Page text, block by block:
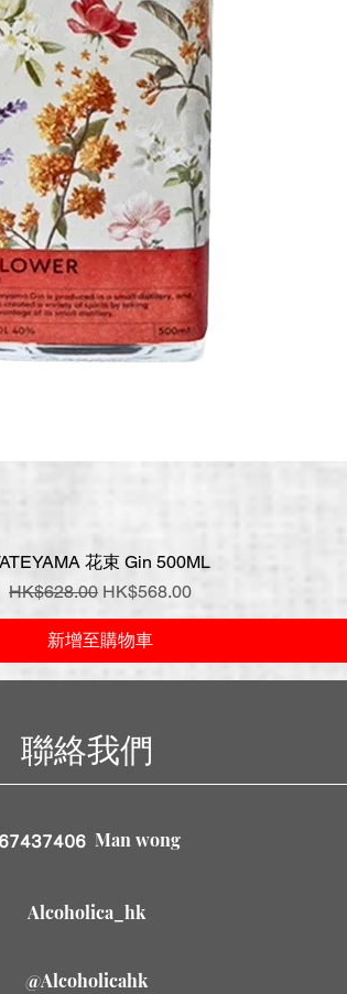
快速瀏覽
花束 Gin 500ML
一般價格
HK$628.00 促銷價格
HK$568.00
新增至購物車
聯絡我們
67437406 Man wong
Alcoholica_hk
@Alcoholicahk